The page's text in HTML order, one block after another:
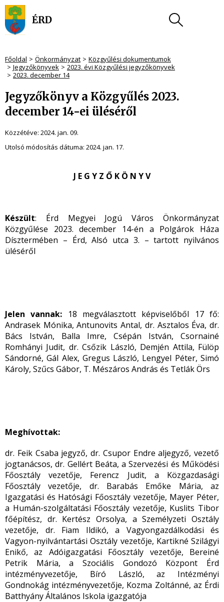
Főoldal Önkormányzat
Közgyűlési dokumentumok
Jegyzőkönyvek
2023. évi Közgyűlési jegyzőkönyvek
2023. december 14
Jegyzőkönyv a Közgyűlés 2023.
december 14-ei üléséről
Közzétéve: 2024. jan. 09.
Utolsó módosítás dátuma: 2024. jan. 17.
J E G Y Z Ő K Ö N Y V
Készült: Érd Megyei Jogú Város Önkormányzat
Közgyűlése 2023. december 14-én a Polgárok Háza
Dísztermében – Érd, Alsó utca 3. – tartott nyilvános
üléséről
Jelen vannak: 18 megválasztott képviselőből 17 fő:
Andrasek Mónika, Antunovits Antal, dr. Asztalos Éva, dr.
Bács István, Balla Imre, Csépán István, Csornainé
Romhányi Judit, dr. Csőzik László, Demjén Attila, Fülöp
Sándorné, Gál Alex, Gregus László, Lengyel Péter, Simó
Károly, Szűcs Gábor, T. Mészáros András és Tetlák Örs
Meghívottak:
dr. Feik Csaba jegyző, dr. Csupor Endre aljegyző, vezető
jogtanácsos, dr. Gellért Beáta, a Szervezési és Működési
Főosztály vezetője, Ferencz Judit, a Közgazdasági
Főosztály vezetője, dr. Barabás Emőke Mária, az
Igazgatási és Hatósági Főosztály vezetője, Mayer Péter,
a Humán-szolgáltatási Főosztály vezetője, Kuslits Tibor
főépítész, dr. Kertész Orsolya, a Személyzeti Osztály
vezetője, dr. Fiam Ildikó, a Vagyongazdálkodási és
Vagyon-nyilvántartási Osztály vezetője, Kartikné Szilágyi
Enikő, az Adóigazgatási Főosztály vezetője, Bereiné
Petrik Mária, a Szociális Gondozó Központ Érd
intézményvezetője, Bíró László, az Intézményi
Gondnokág intézményvezetője, Kozma Zoltánné, az Érdi
Batthyány Általános Iskola igazgatója